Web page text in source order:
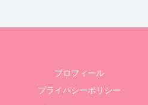
プロフィール
プライバシーポリシー